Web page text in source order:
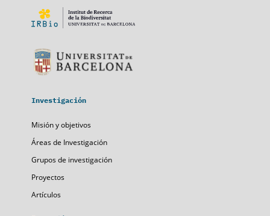
Investigación
Misión y objetivos
Áreas de Investigación
Grupos de investigación
Proyectos
Artículos